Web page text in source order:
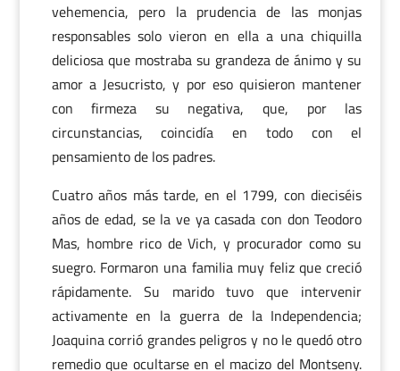
vehemencia, pero la prudencia de las monjas
responsables solo vieron en ella a una chiquilla
deliciosa que mostraba su grandeza de ánimo y su
amor a Jesucristo, y por eso quisieron mantener
con firmeza su negativa, que, por las
circunstancias, coincidía en todo con el
pensamiento de los padres.
Cuatro años más tarde, en el 1799, con dieciséis
años de edad, se la ve ya casada con don Teodoro
Mas, hombre rico de Vich, y procurador como su
suegro. Formaron una familia muy feliz que creció
rápidamente. Su marido tuvo que intervenir
activamente en la guerra de la Independencia;
Joaquina corrió grandes peligros y no le quedó otro
remedio que ocultarse en el macizo del Montseny.